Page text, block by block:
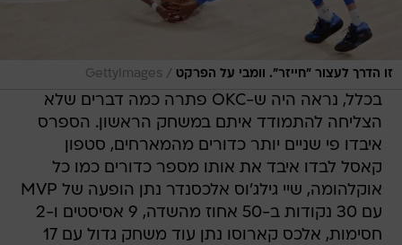
זו הדרך לעצור "חייזר". וומבי על הפרקט /
GettyImages
בכלל, נראה היה ש-OKC פתרה כמה דברים שלא
הצליחה להתמודד איתם במשחק הראשון. הספרס
איבדו פי שניים יותר כדורים מהמארחים, סטפון
קאסל לבדו איבד את אותו מספר כדורים כמו כל
אוקלהומה, שיי גילג'וס אלכסנדר נתן הופעה של MVP
עם 30 נקודות ב-50 אחוז מהשדה, 9 אסיסטים ו-2
חסימות, אלכס קארוסו נתן עוד משחק גדול עם 17